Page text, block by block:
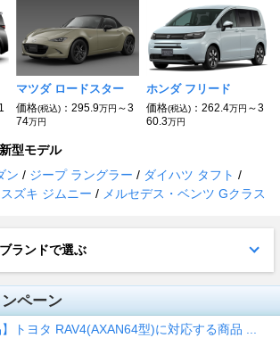
マツダ ロードスター
価格(税込) ：295.9万円 ～3
74万円
ホンダ フリード
価格(税込)：262.4万円 ～3
60.3万円
型モデル
ン
ジープ ラングラー
ダイハツ タフト
スズキ ジムニー メルセデス・ベンツ Gクラス
ランドで選ぶ
ペーン
】トヨタ RAV4(AXAN64型)に対応する商品 ...